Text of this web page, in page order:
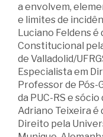
a envolvem,
e limites de
Luciano Feldens
Constitucional
de Valladolid/
Especialista em
Professor de Pós-
da PUC-RS e
Adriano Teixeira é
Direito pela